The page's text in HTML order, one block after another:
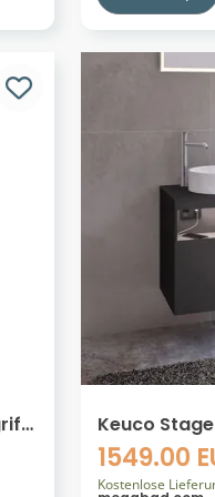
Keuco
Hahnloch
1549.00
Kostenlose